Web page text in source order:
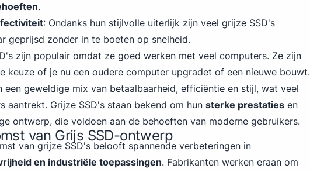
.
: Ondanks hun stijlvolle uiterlijk zijn veel grijze SSD's
geprijsd zonder in te boeten op snelheid.
zijn populair omdat ze goed werken met veel computers. Ze zijn
keuze of je nu een oudere computer upgradet of een nieuwe bouwt.
een geweldige mix van betaalbaarheid, efficiëntie en stijl, wat veel
aantrekt. Grijze SSD's staan bekend om hun sterke prestaties en
ontwerp, die voldoen aan de behoeften van moderne gebruikers.
van Grijs SSD-ontwerp
van grijze SSD's belooft spannende verbeteringen in
en industriële toepassingen. Fabrikanten werken eraan om